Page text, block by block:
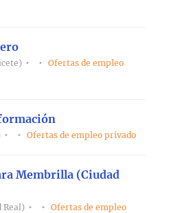
Ofertas de empleo
Ofertas de empleo privado
Membrilla (Ciudad
Real)
Ofertas de empleo